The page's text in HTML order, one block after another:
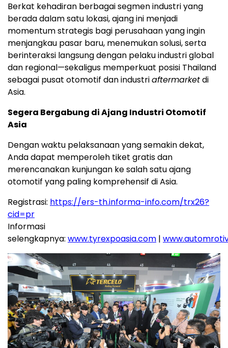
Berkat kehadiran berbagai segmen industri yang
berada dalam satu lokasi, ajang ini menjadi
momentum strategis bagi perusahaan yang ingin
menjangkau pasar baru, menemukan solusi, serta
berinteraksi langsung dengan pelaku industri global
dan regional—sekaligus memperkuat posisi Thailand
sebagai pusat otomotif dan industriaftermarketdi
Asia.
Segera Bergabung di Ajang Industri Otomotif
Asia
Dengan waktu pelaksanaan yang semakin dekat,
Anda dapat memperoleh tiket gratis dan
merencanakan kunjungan ke salah satu ajang
otomotif yang paling komprehensif di Asia.
Registrasi: https://ers-th.informa-info.com/trx26?
cid=pr
Informasi
selengkapnya: www.tyrexpoasia.com |